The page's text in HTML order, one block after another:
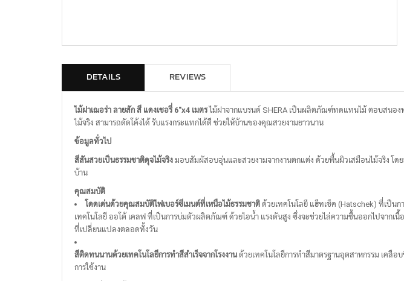
DETAILS REVIEWS
ไม้ฝาเฌอร่า ลายสัก สี แดงเชอรี่ 6"x4 เมตรไม้ฝาจากแบรนด์ SHERA เป็นผลิตภัณฑ์ทดแทนไม้ ตอบสนอง
ไม้จริง สามารถดัดโค้งได้ รับแรงกระแทกได้ดี ช่วยให้บ้านของคุณสวยงามยาวนาน
ข้อมูลทั่วไป
สีสันสวยเป็นธรรมชาติดุจไม้จริง มอบสัมผัสอบอุ่นและสวยงามจากงานตกแต่ง ด้วยพื้นผิวเสมือนไม้จริง โ
บ้าน
คุณสมบัติ
โดดเด่นด้วยคุณสมบัติไฟเบอร์ซีเมนต์ที่เหนือไม้ธรรมชาติ ด้วยเทคโนโลยี แฮ็ทเช็ค (Hatschek) ที่เป็น
เทคโนโลยี ออโต้ เคลฟ ที่เป็นการบ่มตัวผลิตภัณฑ์ ด้วยไอน้ำ แรงดันสูง ซึ่งจะช่วยไล่ความชื้นออกไปจา
ที่เปลี่ยนแปลงตลอดทั้งวัน
สีติดทนนานด้วยเทคโนโลยีการทำสีสำเร็จจากโรงงาน ด้วยเทคโนโลยีการทำสีมาตรฐานอุตสาหกรรม เคลื
การใช้งาน